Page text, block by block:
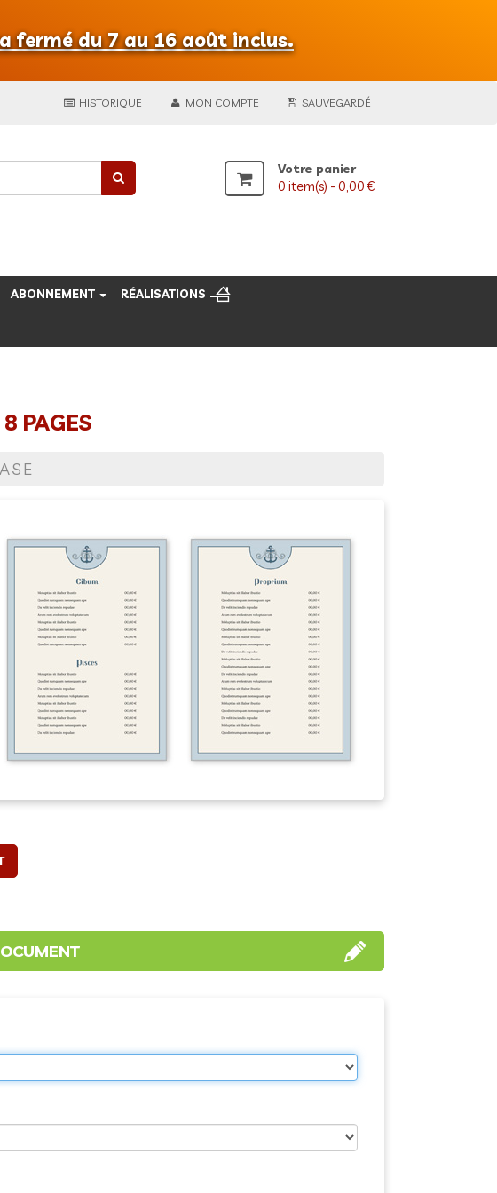
fermé du 7 au 16 août inclus.
HISTORIQUE MON COMPTE SAUVEGARDÉ
Votre panier
0 item(s) - 0,00 €
ABONNEMENT RÉALISATIONS
PAGES